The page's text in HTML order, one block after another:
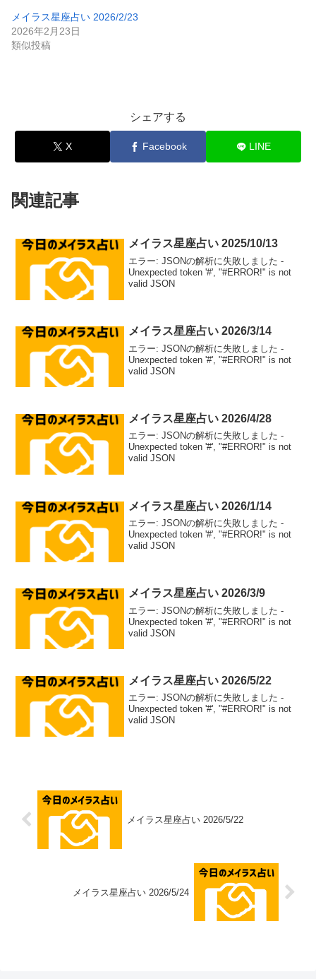
メイラス星座占い 2026/2/23
2026年2月23日
類似投稿
シェアする
X Facebook LINE
関連記事
メイラス星座占い 2025/10/13
エラー: JSONの解析に失敗しました -
Unexpected token '#', "#ERROR!" is not
valid JSON
メイラス星座占い 2026/3/14
エラー: JSONの解析に失敗しました -
Unexpected token '#', "#ERROR!" is not
valid JSON
メイラス星座占い 2026/4/28
エラー: JSONの解析に失敗しました -
Unexpected token '#', "#ERROR!" is not
valid JSON
メイラス星座占い 2026/1/14
エラー: JSONの解析に失敗しました -
Unexpected token '#', "#ERROR!" is not
valid JSON
メイラス星座占い 2026/3/9
エラー: JSONの解析に失敗しました -
Unexpected token '#', "#ERROR!" is not
valid JSON
メイラス星座占い 2026/5/22
エラー: JSONの解析に失敗しました -
Unexpected token '#', "#ERROR!" is not
valid JSON
メイラス星座占い 2026/5/22
メイラス星座占い 2026/5/24